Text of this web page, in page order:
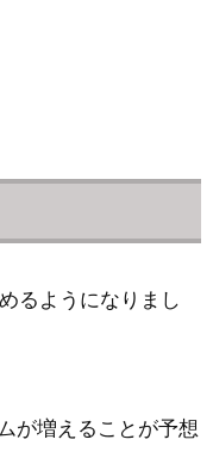
るようになりまし
が増えることが予想